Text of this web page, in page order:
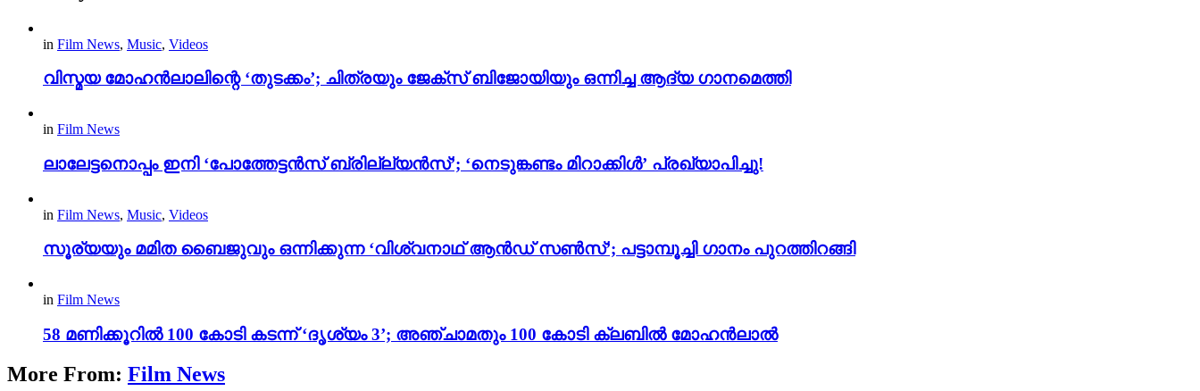
in Film News, Music, Videos
വിസ്മയ മോഹൻലാലിന്റെ ‘തുടക്കം’; ചിത്രയും ജേക്സ് ബിജോയിയും ഒന്നിച്ച ആദ്യ ഗാനമെത്തി
in Film News
ലാലേട്ടനൊപ്പം ഇനി ‘പോത്തേട്ടൻസ് ബ്രില്ല്യൻസ്’; ‘നെടുങ്കണ്ടം മിറാക്കിൾ’ പ്രഖ്യാപിച്ചു!
in Film News, Music, Videos
സൂര്യയും മമിത ബൈജുവും ഒന്നിക്കുന്ന ‘വിശ്വനാഥ് ആൻഡ് സൺസ്’; പട്ടാമ്പൂച്ചി ഗാനം പുറത്തിറങ്ങി
in Film News
58 മണിക്കൂറിൽ 100 കോടി കടന്ന് ‘ദൃശ്യം 3’; അഞ്ചാമതും 100 കോടി ക്ലബിൽ മോഹൻലാൽ
More From: Film News